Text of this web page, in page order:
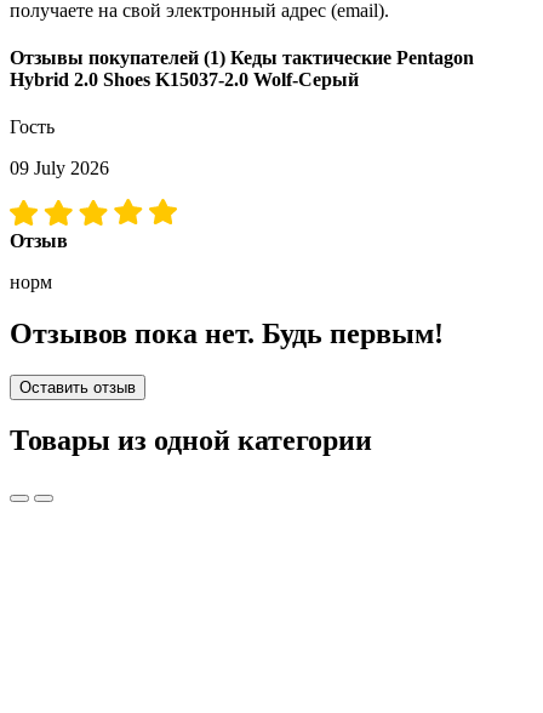
получаете на свой электронный адрес (email).
Отзывы покупателей (1) Кеды тактические Pentagon
Hybrid 2.0 Shoes K15037-2.0 Wolf-Серый
Гость
09 July 2026
Отзыв
норм
Отзывов пока нет. Будь первым!
Оставить отзыв
Товары из одной категории